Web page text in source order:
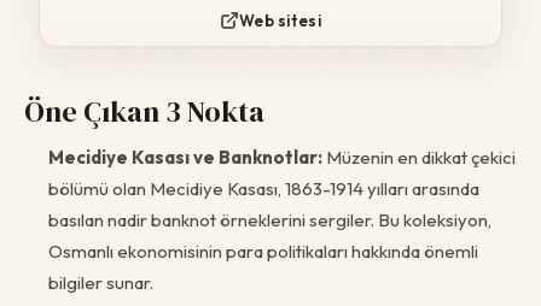
Web sitesi
Öne Çıkan 3 Nokta
Mecidiye Kasası ve Banknotlar: Müzenin en dikkat çekici
bölümü olan Mecidiye Kasası, 1863-1914 yılları arasında
basılan nadir banknot örneklerini sergiler. Bu koleksiyon,
Osmanlı ekonomisinin para politikaları hakkında önemli
bilgiler sunar.